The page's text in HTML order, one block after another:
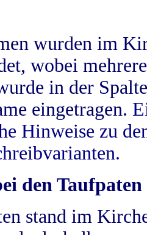
wurden im
wobei
in der
eingetragen.
Hinweise zu
den Taufpaten
stand im